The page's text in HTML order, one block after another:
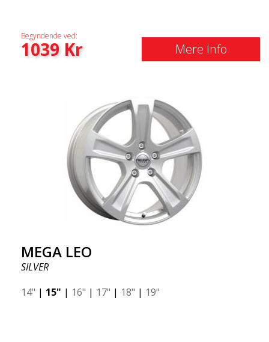
Begyndende ved:
1039Kr Mere Info
MEGA LEO
SILVER
14" | 15" | 16" | 17" | 18" | 19"